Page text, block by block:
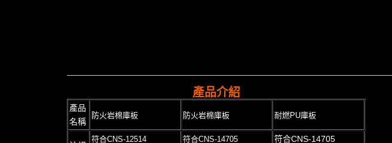
產品介紹
產品
名稱
防火岩棉庫板 防火岩棉庫板 耐燃PU庫板
符合CNS-12514
符合CNS-14705
符合CNS-14705